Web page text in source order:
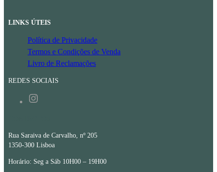
LINKS ÚTEIS
Política de Privacidade
Termos e Condições de Venda
Livro de Reclamações
REDES SOCIAIS
Rua Saraiva de Carvalho, nº 205
1350-300 Lisboa
Horário: Seg a Sáb 10H00 – 19H00